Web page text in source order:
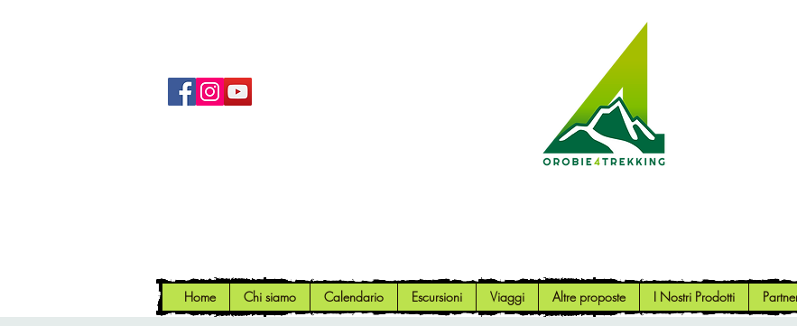
Home Chi siamo Calendario Escursioni Viaggi Altre proposte I Nostri Prodotti